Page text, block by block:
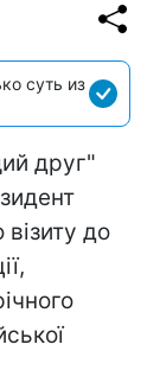
суть из
друг"
до